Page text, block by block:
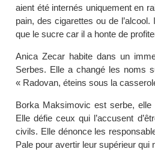
aient été internés uniquement en
pain, des cigarettes ou de
que le sucre car il a honte de
Anica Zecar habite dans un
Serbes. Elle a changé les noms
« Radovan, éteins sous la
Borka Maksimovic est serbe, elle
Elle défie ceux qui l’accusent
civils. Elle dénonce les
Pale pour avertir leur supérieur qui